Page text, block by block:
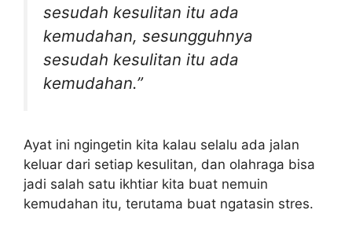
sesudah kesulitan itu ada
kemudahan, sesungguhnya
sesudah kesulitan itu ada
kemudahan.”
Ayat ini ngingetin kita kalau selalu ada jalan
keluar dari setiap kesulitan, dan olahraga bisa
jadi salah satu ikhtiar kita buat nemuin
kemudahan itu, terutama buat ngatasin stres.